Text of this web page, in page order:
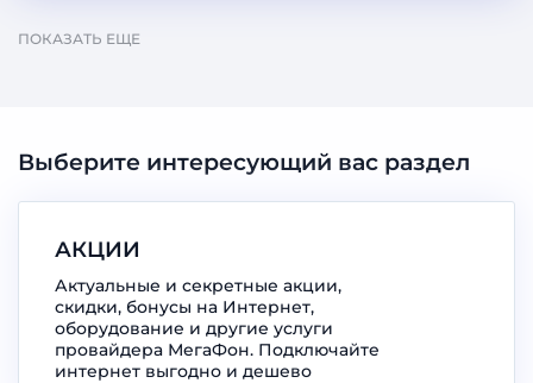
ПОКАЗАТЬ ЕЩЕ
Выберите интересующий вас раздел
АКЦИИ
Актуальные и секретные акции,
скидки, бонусы на Интернет,
оборудование и другие услуги
провайдера МегаФон. Подключайте
интернет выгодно и дешево